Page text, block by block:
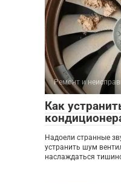
Ремонт и
Как
Надоели странные
устранить шум
наслаждаться